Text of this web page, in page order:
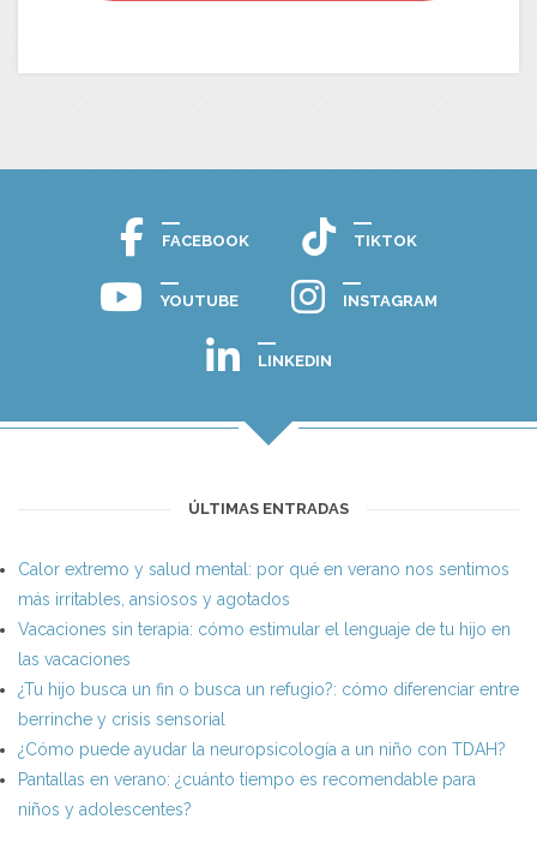
FACEBOOK TIKTOK
YOUTUBE INSTAGRAM
LINKEDIN
ÚLTIMAS ENTRADAS
Calor extremo y salud mental: por qué en verano nos sentimos
más irritables, ansiosos y agotados
Vacaciones sin terapia: cómo estimular el lenguaje de tu hijo en
las vacaciones
¿Tu hijo busca un fin o busca un refugio?: cómo diferenciar entre
berrinche y crisis sensorial
¿Cómo puede ayudar la neuropsicología a un niño con TDAH?
Pantallas en verano: ¿cuánto tiempo es recomendable para
niños y adolescentes?